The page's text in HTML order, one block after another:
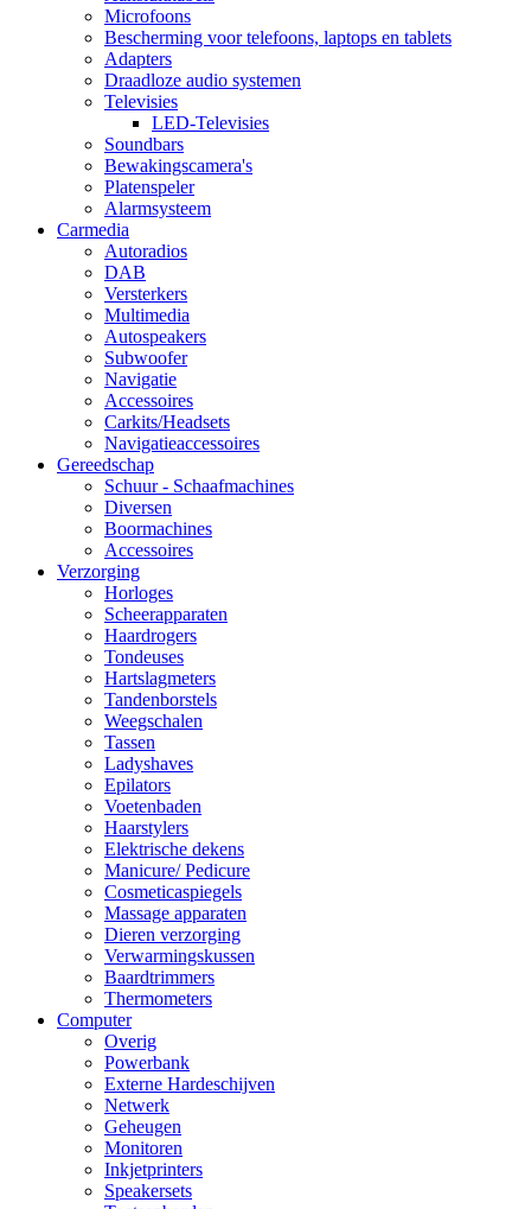
Microfoons
Bescherming voor telefoons, laptops en tablets
Adapters
Draadloze audio systemen
Televisies
LED-Televisies
Soundbars
Bewakingscamera's
Platenspeler
Alarmsysteem
Carmedia
Autoradios
DAB
Versterkers
Multimedia
Autospeakers
Subwoofer
Navigatie
Accessoires
Carkits/Headsets
Navigatieaccessoires
Gereedschap
Schuur - Schaafmachines
Diversen
Boormachines
Accessoires
Verzorging
Horloges
Scheerapparaten
Haardrogers
Tondeuses
Hartslagmeters
Tandenborstels
Weegschalen
Tassen
Ladyshaves
Epilators
Voetenbaden
Haarstylers
Elektrische dekens
Manicure/ Pedicure
Cosmeticaspiegels
Massage apparaten
Dieren verzorging
Verwarmingskussen
Baardtrimmers
Thermometers
Computer
Overig
Powerbank
Externe Hardeschijven
Netwerk
Geheugen
Monitoren
Inkjetprinters
Speakersets